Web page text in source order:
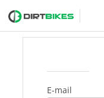
E-mail